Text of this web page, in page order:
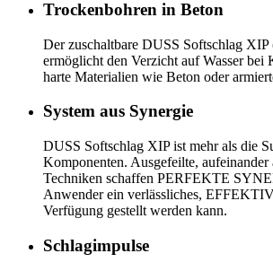
Trockenbohren in Beton
Der zuschaltbare DUSS Softschlag
ermöglicht den Verzicht auf Wasser bei
harte Materialien wie Beton oder
System aus Synergie
DUSS Softschlag XIP ist mehr als die
Komponenten. Ausgefeilte, aufeinander
Techniken schaffen PERFEKTE
Anwender ein verlässliches,
Verfügung gestellt werden kann.
Schlagimpulse